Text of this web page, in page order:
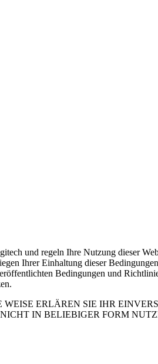
und regeln Ihre Nutzung dieser
Ihrer Einhaltung dieser
Bedingungen und
ERLÄREN SIE IHR
IN BELIEBIGER FORM